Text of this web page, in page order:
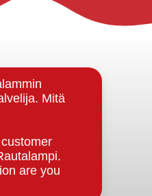
säännöt ja